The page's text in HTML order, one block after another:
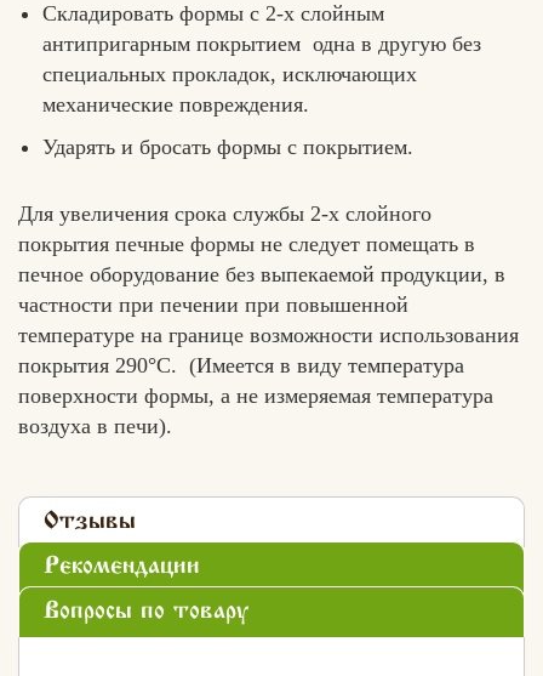
Складировать формы с 2-х слойным
антипригарным покрытием одна в другую без
специальных прокладок, исключающих
механические повреждения.
Ударять и бросать формы с покрытием.
Для увеличения срока службы 2-х слойного
покрытия печные формы не следует помещать в
печное оборудование без выпекаемой продукции, в
частности при печении при повышенной
температуре на границе возможности использования
покрытия 290°C. (Имеется в виду температура
поверхности формы, а не измеряемая температура
воздуха в печи).
Отзывы
Рекомендации
Вопросы по товару